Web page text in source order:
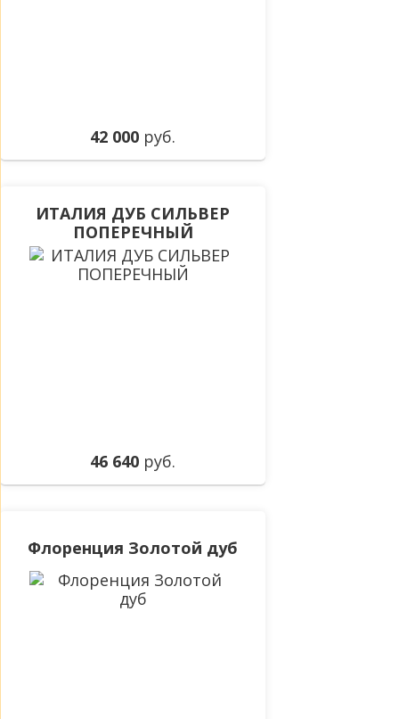
42 000 руб.
ИТАЛИЯ ДУБ СИЛЬВЕР
ПОПЕРЕЧНЫЙ
46 640 руб.
Флоренция Золотой дуб